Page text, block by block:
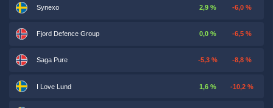
Synexo 2,9 % -6,0 %
Fjord Defence Group 0,0 % -6,5 %
Saga Pure -5,3 % -8,8 %
I Love Lund 1,6 % -10,2 %